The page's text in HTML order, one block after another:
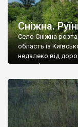
Сніжна.
Село Сніжна
область із
недалеко від
рельєфне пано,
не видно, але